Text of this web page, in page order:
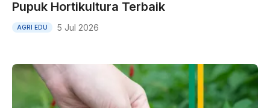
Pupuk Hortikultura Terbaik
AGRI EDU 5 Jul 2026